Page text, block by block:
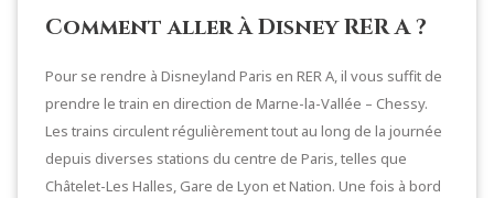
Comment aller à Disney RER A ?
Pour se rendre à Disneyland Paris en RER A, il vous suffit de
prendre le train en direction de Marne-la-Vallée – Chessy.
Les trains circulent régulièrement tout au long de la journée
depuis diverses stations du centre de Paris, telles que
Châtelet-Les Halles, Gare de Lyon et Nation. Une fois à bord